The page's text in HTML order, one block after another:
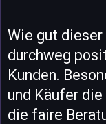
Wie gut
durchweg
Kunden.
und Käufer
die faire